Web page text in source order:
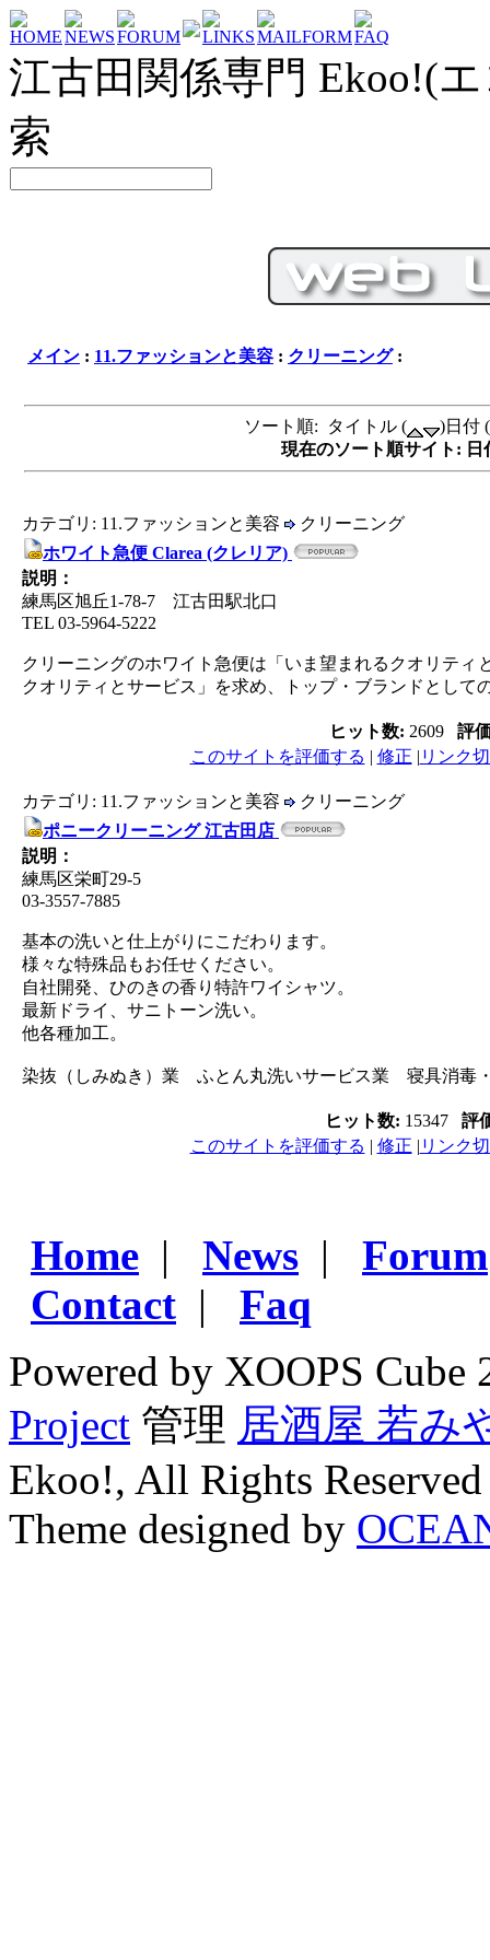
HOMENEWSFORUM LINKSMAILFORMFAQ
江古田関係専門 Ekoo!(
索
メイン : 11.ファッションと美容 : クリーニング:
ソート順: タイトル (
)日付 (
現在のソート順サイト: 日
カテゴリ: 11.ファッションと美容
クリーニング
ホワイト急便 Clarea (クレリア)
説明：
練馬区旭丘1-78-7 江古田駅北口
TEL 03-5964-5222
クリーニングのホワイト急便は「いま望まれるクオリテ
クオリティとサービス」を求め、トップ・ブランドとして
ヒット数: 2609
評
このサイトを評価する | 修正 | リンク
カテゴリ: 11.ファッションと美容
クリーニング
ポニークリーニング 江古田店
説明：
練馬区栄町29-5
03-3557-7885
基本の洗いと仕上がりにこだわります。
様々な特殊品もお任せください。
自社開発、ひのきの香り特許ワイシャツ。
最新ドライ、サニトーン洗い。
他各種加工。
染抜（しみぬき）業 ふとん丸洗いサービス業 寝具消毒
ヒット数: 15347
評
このサイトを評価する | 修正 | リンク
Home | News | Forum
Contact | Faq
Powered by XOOPS
Project 管理 居酒屋 若み
Ekoo!, All Rights Reserved
Theme designed by